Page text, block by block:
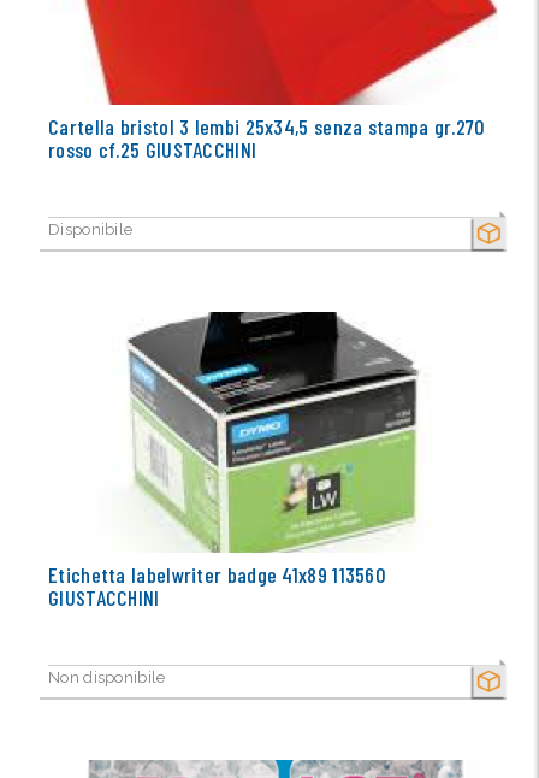
SECCO
Cartella bristol 3 lembi 25x34,5 senza stampa gr.270
rosso cf.25 GIUSTACCHINI
Disponibile
SECCO
Etichetta labelwriter badge 41x89 113560
GIUSTACCHINI
Non disponibile